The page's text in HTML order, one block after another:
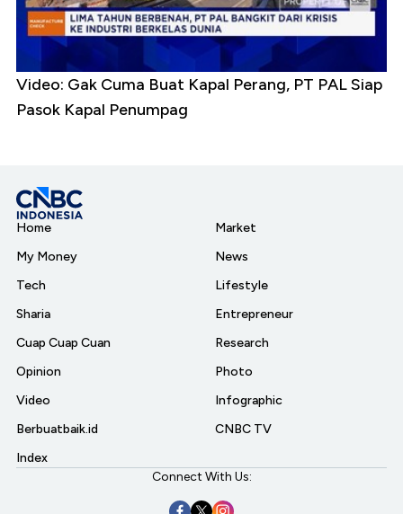
Video: Gak Cuma Buat Kapal Perang, PT PAL Siap
Pasok Kapal Penumpag
Home
My Money
Tech
Sharia
Cuap Cuap Cuan
Opinion
Video
Berbuatbaik.id
Index
Market
News
Lifestyle
Entrepreneur
Research
Photo
Infographic
CNBC TV
Connect With Us: